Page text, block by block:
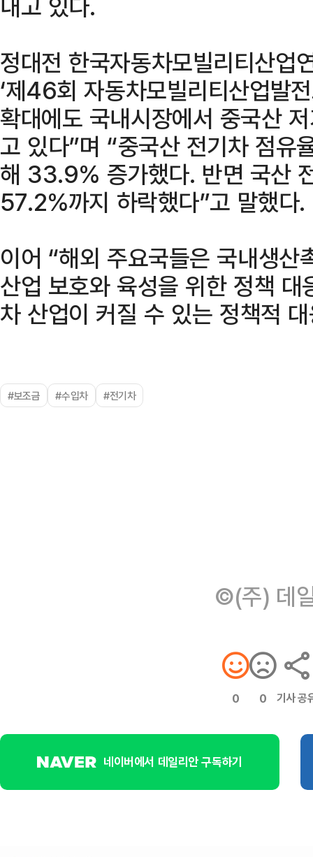
정대전 한국자동차모빌리티산업
‘제46회 자동차모빌리티산업발
확대에도 국내시장에서 중국산
고 있다”며 “중국산 전기차 점
해 33.9% 증가했다. 반면 국산
57.2%까지 하락했다”고 말했다.
이어 “해외 주요국들은 국내생
산업 보호와 육성을 위한 정책
차 산업이 커질 수 있는 정책적
#보조금 #수입차 #전기차
©(주) 데
0 0 기사 공
네이버에서 데일리안 구독하기